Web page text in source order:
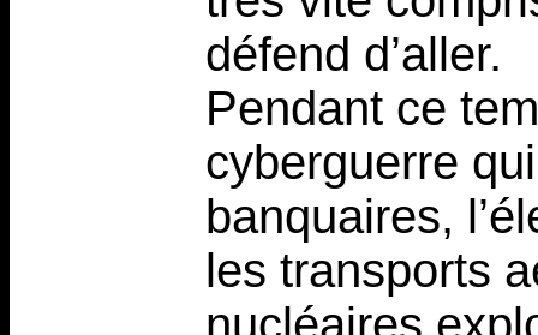
défend d’aller.
Pendant ce
cyberguerre
banquaires,
les transports
nucléaires